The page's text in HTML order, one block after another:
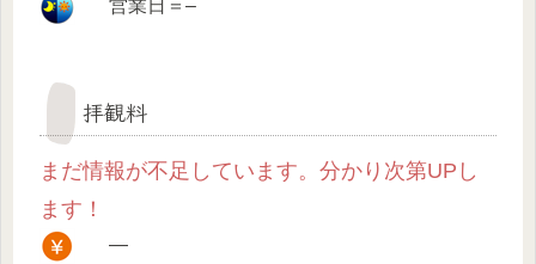
営業日＝–
拝観料
まだ情報が不足しています。分かり次第UPし
ます！
—